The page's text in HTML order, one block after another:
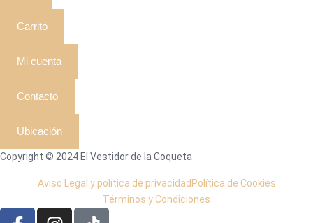
Carrito
Mi cuenta
Contacto
Ubicación
Copyright © 2024 El Vestidor de la Coqueta
Aviso Legal y política de privacidad Política de Cookies
Términos y Condiciones